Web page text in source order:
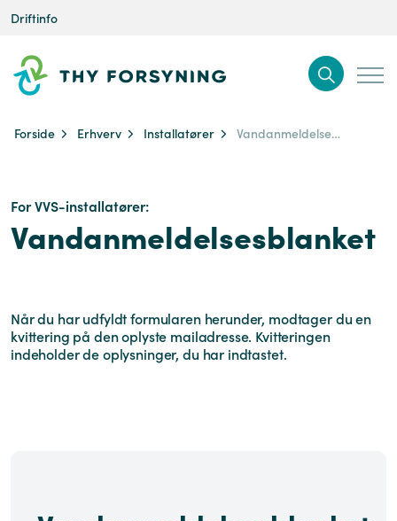
Driftinfo
Forside Erhverv Installatører Vandanmeldelsesblanket
For VVS-installatører:
Vandanmeldelsesblanket
Når du har udfyldt formularen herunder, modtager du en
kvittering på den oplyste mailadresse. Kvitteringen
indeholder de oplysninger, du har indtastet.